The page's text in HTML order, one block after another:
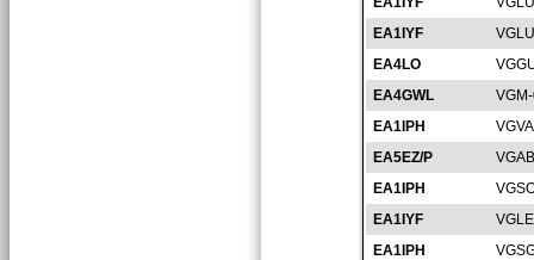
EA1IYF
EA4LO
EA4GWL
EA1IPH
EA5EZ/P
EA1IPH
EA1IYF
EA1IPH